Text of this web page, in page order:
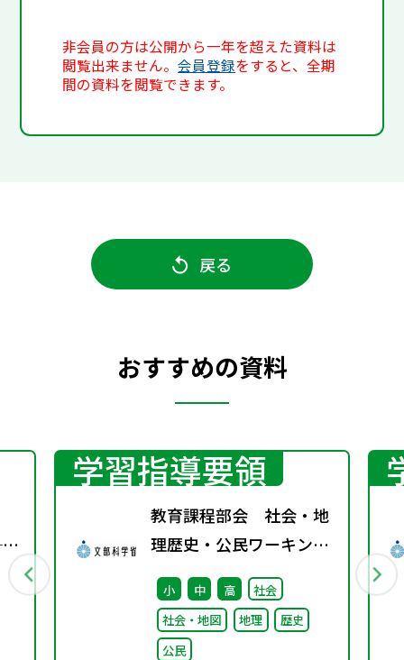
非会員の方は公開から一年を超えた資料は
閲覧出来ません。会員登録をすると、全期
間の資料を閲覧できます。
戻る
おすすめの資料
学習指導要領
教育課程部会 社会・地
理歴史・公民ワーキング
（第8回） 配付資料
小 中 高
社会
社会・地図
地理
歴史
公民